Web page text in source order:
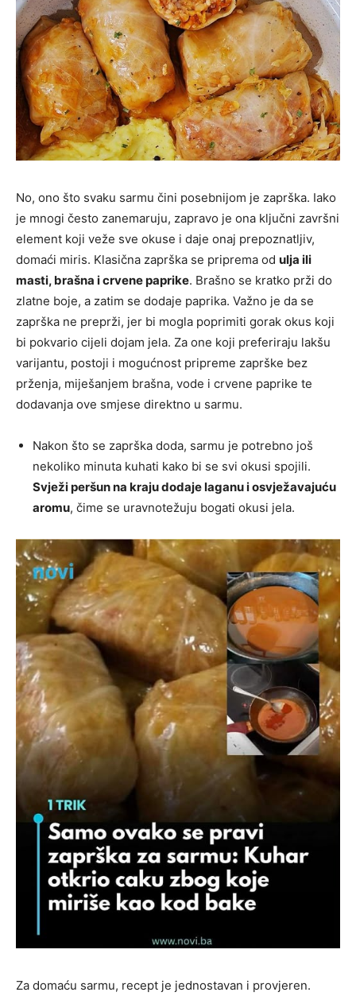
No, ono što svaku sarmu čini posebnijom je zaprška. Iako
je mnogi često zanemaruju, zapravo je ona ključni završni
element koji veže sve okuse i daje onaj prepoznatljiv,
domaći miris. Klasična zaprška se priprema od ulja ili
masti, brašna i crvene paprike. Brašno se kratko prži do
zlatne boje, a zatim se dodaje paprika. Važno je da se
zaprška ne preprži, jer bi mogla poprimiti gorak okus koji
bi pokvario cijeli dojam jela. Za one koji preferiraju lakšu
varijantu, postoji i mogućnost pripreme zaprške bez
prženja, miješanjem brašna, vode i crvene paprike te
dodavanja ove smjese direktno u sarmu.
Nakon što se zaprška doda, sarmu je potrebno još
nekoliko minuta kuhati kako bi se svi okusi spojili.
Svježi peršun na kraju dodaje laganu i osvježavajuću
aromu, čime se uravnotežuju bogati okusi jela.
Za domaću sarmu, recept je jednostavan i provjeren.